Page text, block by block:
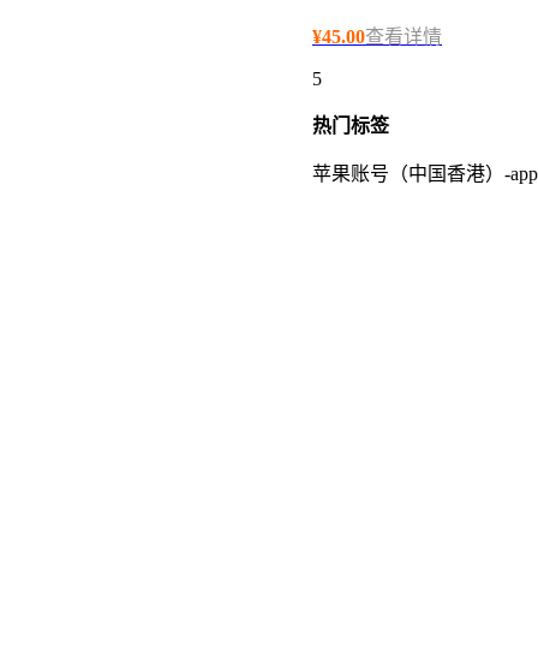
¥45.00查看详情
5
热门 标签
苹果账号（中国香港）-